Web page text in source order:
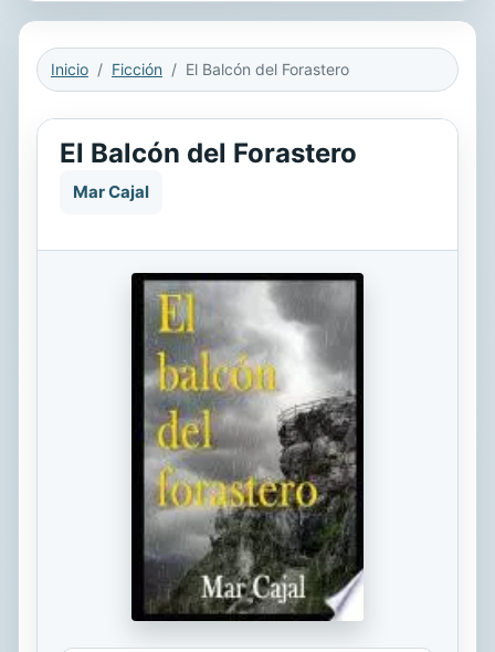
Inicio Ficción El Balcón del Forastero
El Balcón del Forastero
Mar Cajal